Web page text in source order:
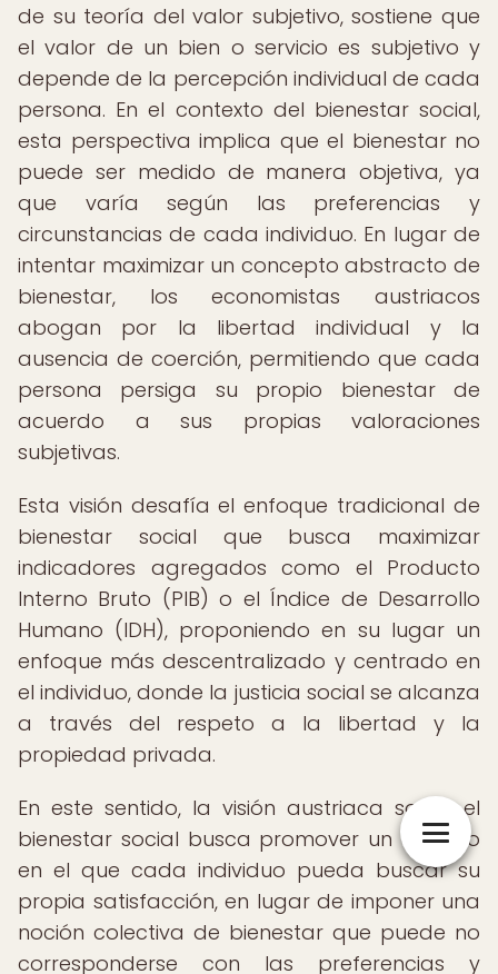
de su teoría del valor subjetivo, sostiene que
el valor de un bien o servicio es subjetivo y
depende de la percepción individual de cada
persona. En el contexto del bienestar social,
esta perspectiva implica que el bienestar no
puede ser medido de manera objetiva, ya
que varía según las preferencias y
circunstancias de cada individuo. En lugar de
intentar maximizar un concepto abstracto de
bienestar, los economistas austriacos
abogan por la libertad individual y la
ausencia de coerción, permitiendo que cada
persona persiga su propio bienestar de
acuerdo a sus propias valoraciones
subjetivas.
Esta visión desafía el enfoque tradicional de
bienestar social que busca maximizar
indicadores agregados como el Producto
Interno Bruto (PIB) o el Índice de Desarrollo
Humano (IDH), proponiendo en su lugar un
enfoque más descentralizado y centrado en
el individuo, donde la justicia social se alcanza
a través del respeto a la libertad y la
propiedad privada.
En este sentido, la visión austriaca sobre el
bienestar social busca promover un entorno
en el que cada individuo pueda buscar su
propia satisfacción, en lugar de imponer una
noción colectiva de bienestar que puede no
corresponderse con las preferencias y